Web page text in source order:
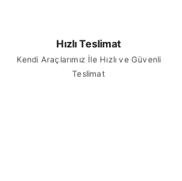
Hızlı Teslimat
Kendi Araçlarımız İle Hızlı ve Güvenli
Teslimat